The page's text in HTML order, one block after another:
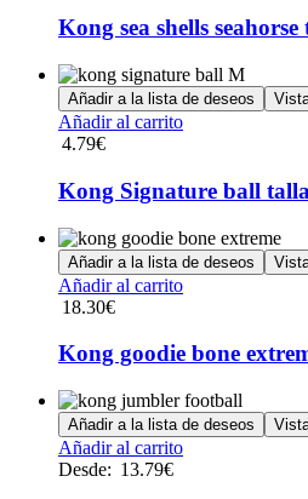
Kong sea shells
Añadir a la lista de deseos
Añadir al carrito
4.79€
Kong Signature ball
Añadir a la lista de deseos
Añadir al carrito
18.30€
Kong goodie bone
Añadir a la lista de deseos
Añadir al carritoEste
Desde: 13.79€